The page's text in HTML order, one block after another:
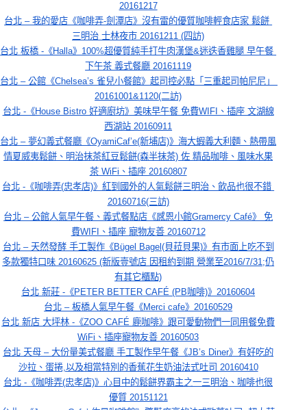
20161217
台北 – 我的愛店《咖啡弄-劍潭店》沒有雷的優質咖啡輕食店家 鬆餅
三明治 士林夜市 20161211 (四訪)
台北 板橋 -《Halla》100%超優質純手打牛肉漢堡&迷迭香雞腿 早午餐
下午茶 義式餐廳 20161119
台北 – 公館《Chelsea’s 雀兒小餐館》起司控必點「三重起司帕尼尼」
20161001&1120(二訪)
台北 -《House Bistro 好適廚坊》美味早午餐 免費WIFI、插座 文湖線
西湖站 20160911
台北 – 夢幻義式餐廳《OyamiCaf’e(新埔店)》海大蝦義大利麵、熱帶風
情夏威夷鬆餅、明治抹茶紅豆鬆餅(森半抹茶) 佐 精品咖啡、風味水果
茶 WiFi、插座 20160807
台北 -《咖啡弄(忠孝店)》紅到國外的人氣鬆餅三明治、飲品也很不錯
20160716(三訪)
台北 – 公館人氣早午餐、義式餐點店《感恩小館Gramercy Café》 免
費WIFI、插座 寵物友善 20160712
台北 – 天然發酵 手工製作《Bügel Bagel(貝菈貝果)》有市面上吃不到
多款獨特口味 20160625 (新版壹號店 因租約到期 營業至2016/7/31;仍
有其它櫃點)
台北 新莊 -《PETER BETTER CAFÉ (PB咖啡)》20160604
台北 – 板橋人氣早午餐《Merci cafe》20160529
台北 新店 大坪林 -《ZOO CAFÉ 鹿咖啡》跟可愛動物們一同用餐免費
WiFi、插座寵物友善 20160503
台北 天母 – 大份量美式餐廳 手工製作早午餐《JB’s Diner》有好吃的
沙拉、蛋捲,以及相當特別的香蕉花生奶油法式吐司 20160410
台北 -《咖啡弄(忠孝店)》心目中的鬆餅界霸主之一三明治、咖啡也很
優質 20151121